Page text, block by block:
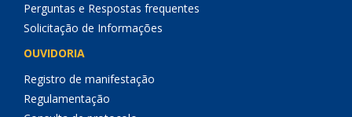
Perguntas e Respostas frequentes
Solicitação de Informações
OUVIDORIA
Registro de manifestação
Regulamentação